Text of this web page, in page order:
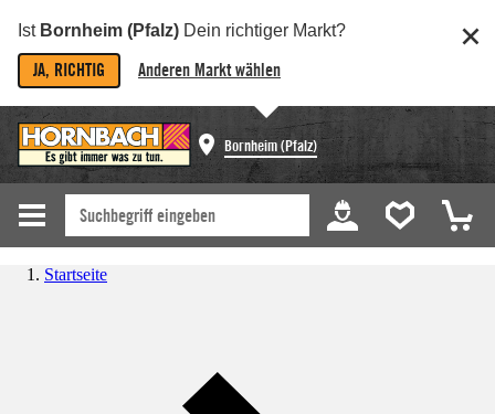
Ist Bornheim (Pfalz) Dein richtiger Markt?
JA, RICHTIG Anderen Markt wählen
Bornheim (Pfalz)
Startseite